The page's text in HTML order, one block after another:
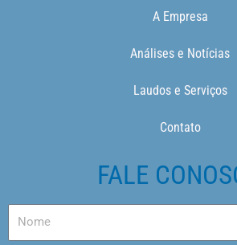
A Empresa
Análises e Notícias
Laudos e Serviços
Contato
FALE